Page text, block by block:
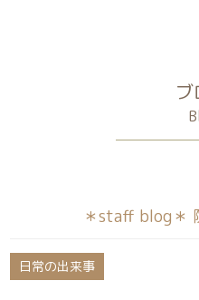
＊staff blog＊
日常の出来事